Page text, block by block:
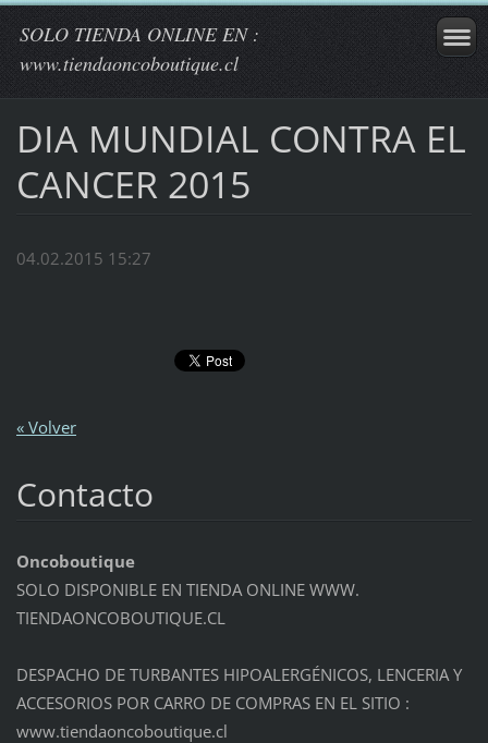
SOLO TIENDA ONLINE EN :
www.tiendaoncoboutique.cl
DIA MUNDIAL CONTRA EL
CANCER 2015
04.02.2015 15:27
« Volver
Contacto
Oncoboutique
SOLO DISPONIBLE EN TIENDA ONLINE WWW.
TIENDAONCOBOUTIQUE.CL
DESPACHO DE TURBANTES HIPOALERGÉNICOS, LENCERIA Y
ACCESORIOS POR CARRO DE COMPRAS EN EL SITIO :
www.tiendaoncoboutique.cl